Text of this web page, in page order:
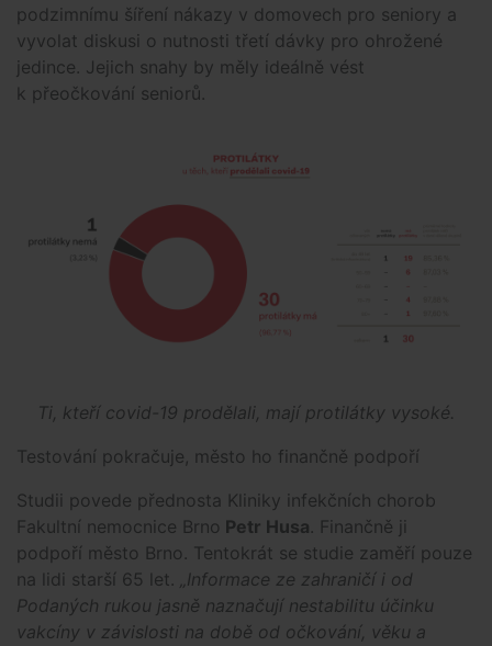
podzimnímu šíření nákazy v domovech pro seniory a
vyvolat diskusi o nutnosti třetí dávky pro ohrožené
jedince. Jejich snahy by měly ideálně vést
k přeočkování seniorů.
Ti, kteří covid-19 prodělali, mají protilátky vysoké.
Testování pokračuje, město ho finančně podpoří
Studii povede přednosta Kliniky infekčních chorob
Fakultní nemocnice Brno Petr Husa. Finančně ji
podpoří město Brno. Tentokrát se studie zaměří pouze
na lidi starší 65 let. „Informace ze zahraničí i od
Podaných rukou jasně naznačují nestabilitu účinku
vakcíny v závislosti na době od očkování, věku a